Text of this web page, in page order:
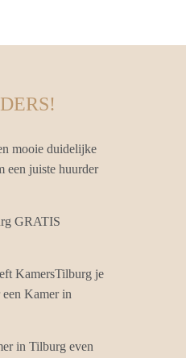
mooie duidelijke
een juiste huurder
GRATIS
KamersTilburg je
Kamer in
in Tilburg even